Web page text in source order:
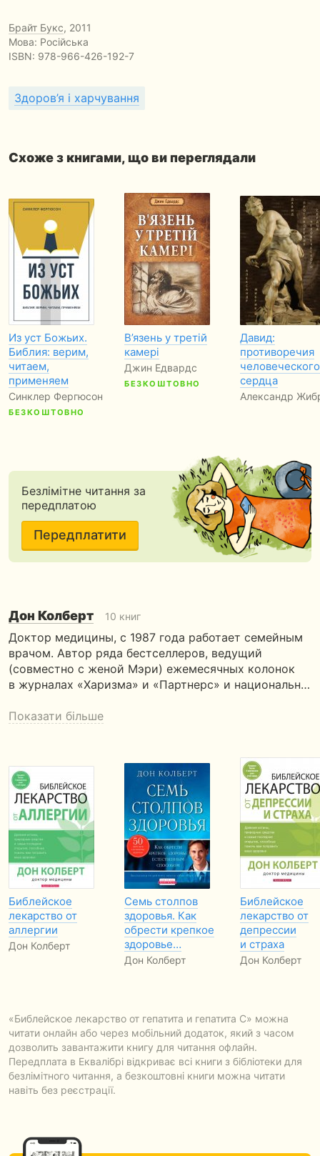
Брайт Букс, 2011
Мова: Російська
ISBN: 978-966-426-192-7
Здоров’я і харчування
Схоже з книгами, що ви переглядали
Из уст Божьих.
Библия: верим,
читаем,
применяем
Синклер Фергюсон
БЕЗКОШТОВНО
В’язень у третій
камері
Джин Едвардс
БЕЗКОШТОВНО
Давид:
противоречия
человеческого
сердца
Александр
Безлімітне читання за
передплатою
Передплатити
Дон Колберт 10 книг
Доктор медицины, с 1987 года работает семейным
врачом. Автор ряда бестселлеров, ведущий
(совместно с женой Мэри) ежемесячных колонок
в журналах «Харизма» и «Партнерс» и национальн…
Показати більше
Библейское
лекарство от
аллергии
Дон Колберт
Семь столпов
здоровья. Как
обрести крепкое
здоровье…
Дон Колберт
Библейское
лекарство от
депрессии
и страха
Дон Колберт
«Библейское лекарство от гепатита и гепатита С» можна
читати онлайн або через мобільний додаток, який з часом
дозволить завантажити книгу для читання офлайн.
Передплата в Еквалібрі відкриває всі книги з бібліотеки для
безлімітного читання, а безкоштовні книги можна читати
навіть без реєстрації.